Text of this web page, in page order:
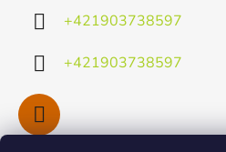
+421903738597
+421903738597